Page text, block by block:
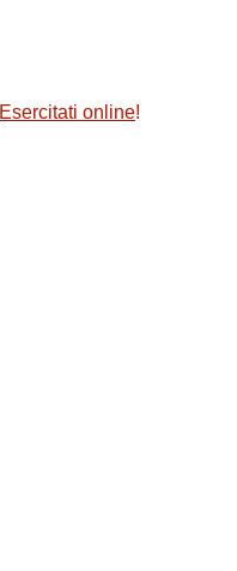
Esercitati online!